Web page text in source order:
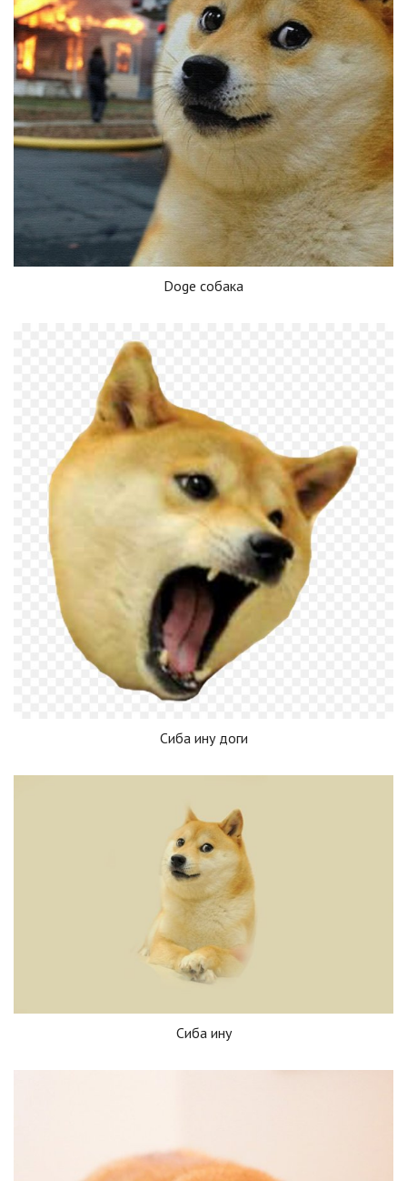
Doge собака
Сиба ину доги
Сиба ину